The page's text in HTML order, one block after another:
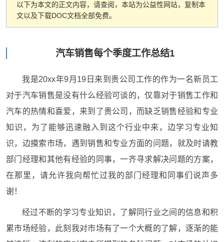
以下为本文的正文内容，请查阅，本站为公益性网站，复制本
文以及下载DOC文档全部免费。
汽车销售每个季度工作总结1
我是20xx年9月19日来到贵公司工作的作为一名新员工
对于汽车销售是没有什么经验可谈的，仅靠对于销售工作和
汽车的热情和喜爱，来到了贵公司，而缺乏销售经验和专业
知识，为了能够迅速融入到这个行业中来，边学习专业知
识，边摸索市场，遇到销售和专业方面的问题，就及时请教
部门经理和其他有经验的同事，一齐寻求解决问题的方案，
在那里，请允许我向帮忙过我的部门经理和同事们说声多
谢！
经过不断的学习专业知识，了解同行业之间的信息和积
累市场经验，此刻我对市场有了一个大概的了解，逐渐的能